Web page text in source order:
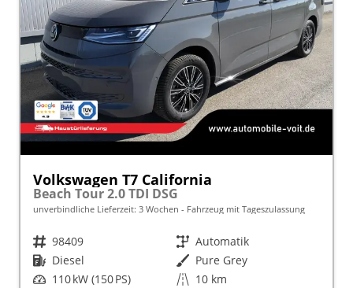
Volkswagen T7 California
Beach Tour 2.0 TDI DSG
unverbindliche Lieferzeit: 3 Wochen Fahrzeug mit Tageszulassung
Fahrzeugnr. 98409 Getriebe Automatik
Kraftstoff Diesel Außenfarbe Pure Grey
Leistung 110 kW (150 PS) Kilometerstand 10 km